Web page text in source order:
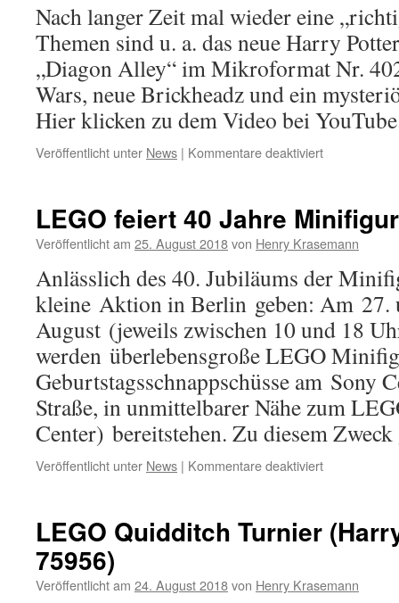
deutsch)
Nach langer Zeit mal wieder eine
Themen sind u. a. das neue Harry
„Diagon Alley“ im Mikroformat Nr.
Wars, neue Brickheadz und ein
Hier klicken zu dem Video bei
Veröffentlicht unter News | Kommentare deaktiviertfür
25.08.2018:
Winkelgasse
Technic,
Porg
uvm
LEGO feiert 40 Jahre
Veröffentlicht am 25. August 2018von Henry Krasemann
Anlässlich des 40. Jubiläums der
kleine Aktion in Berlin geben: Am 27.
August (jeweils zwischen 10 und 18
werden überlebensgroße LEGO
Geburtstagsschnappschüsse am Sony
Straße, in unmittelbarer Nähe zum
Center) bereitstehen. Zu diesem
Veröffentlicht unter News | Kommentare deaktiviertfür
Jahre
Berlin
LEGO Quidditch Turnier
75956)
Veröffentlicht am 24. August 2018von Henry Krasemann